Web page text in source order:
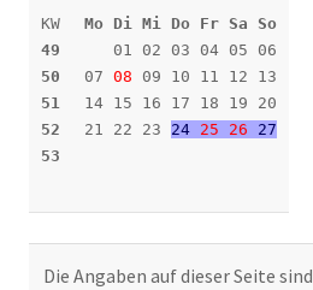
KW
49
50
51
52
53
Mo Di Mi Do Fr Sa So
01 02 03 04 05 06
07 08 09 10 11 12 13
14 15 16 17 18 19 20
21 22 23 24 25 26 27
Die Angaben auf dieser Seite